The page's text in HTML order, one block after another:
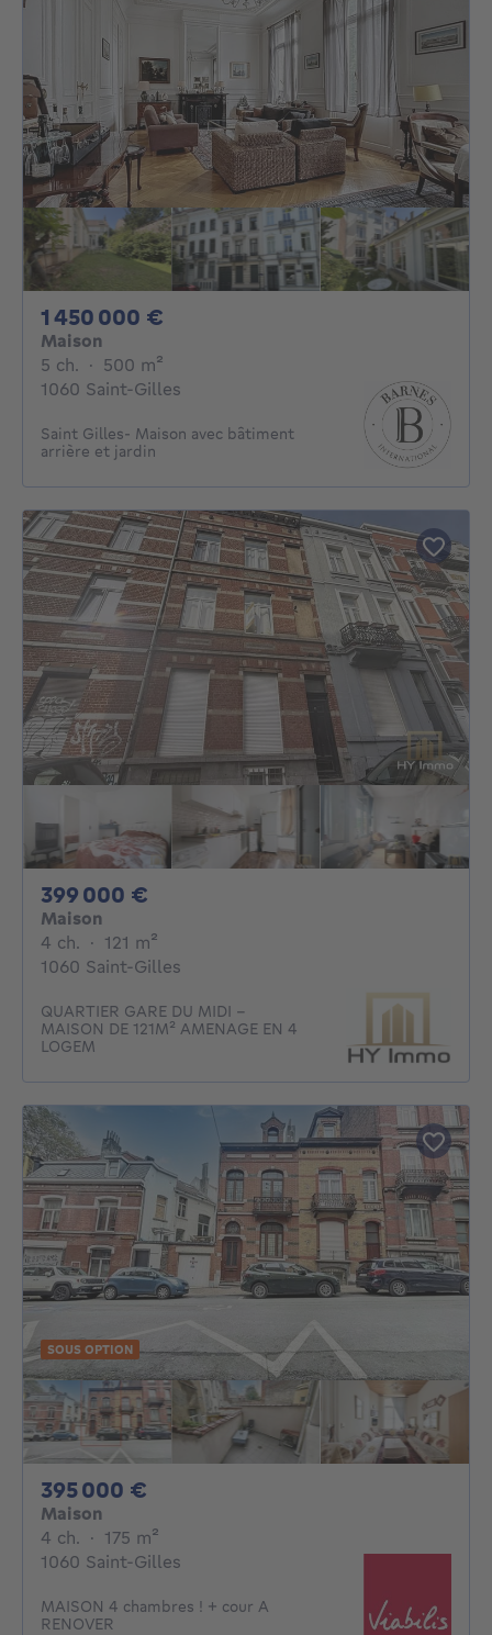
1 450 000 €
Maison
5 ch. 5 chambres
· 500 m²
1060 Saint-Gilles
Saint Gilles- Maison avec bâtiment
arrière et jardin
399 000 €
Maison
4 ch. 4 chambres
· 121 m²
1060 Saint-Gilles
QUARTIER GARE DU MIDI -
MAISON DE 121M² AMENAGE EN 4
LOGEM
SOUS OPTION
395 000 €
Maison
4 ch. 4 chambres
· 175 m²
1060 Saint-Gilles
MAISON 4 chambres ! + cour A
RENOVER